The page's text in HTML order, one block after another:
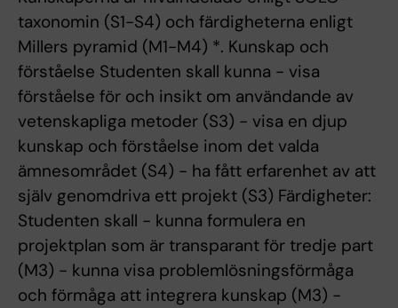
taxonomin (S1-S4) och färdigheterna enligt
Millers pyramid (M1-M4) *. Kunskap och
förståelse Studenten skall kunna - visa
förståelse för och insikt om användande av
vetenskapliga metoder (S3) - visa en djup
kunskap och förståelse inom det valda
ämnesområdet (S4) - ha fått erfarenhet av att
själv genomdriva ett projekt (S3) Färdigheter:
Studenten skall - kunna formulera en
projektplan som är transparant för tredje part
(M3) - kunna visa problemlösningsförmåga
och förmåga att integrera kunskap (M3) -